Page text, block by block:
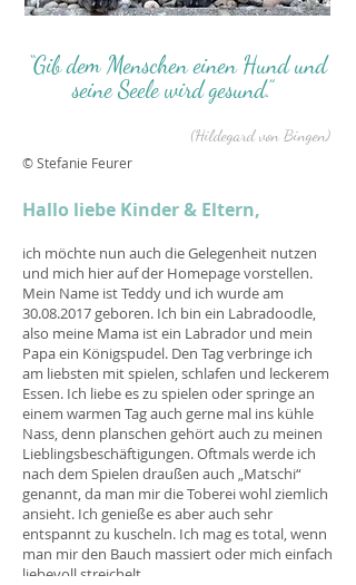
“Gib dem Menschen einen Hund und
seine Seele wird gesund.”
(Hildegard von Bingen)
© Stefanie Feurer
Hallo liebe Kinder & Eltern,
ich möchte nun auch die Gelegenheit nutzen
und mich hier auf der Homepage vorstellen.
Mein Name ist Teddy und ich wurde am
30.08.2017geboren. Ich bin ein Labradoodle,
also meine Mama ist ein Labrador und mein
Papa ein Königspudel. Den Tag verbringe ich
am liebsten mit spielen, schlafen und leckerem
Essen. Ich liebe es zu spielen oder springe an
einem warmen Tag auch gerne mal ins kühle
Nass, denn planschen gehört auch zu meinen
Lieblingsbeschäftigungen. Oftmals werde ich
nach dem Spielen draußen auch „Matschi“
genannt, da man mir die Toberei wohl ziemlich
ansieht. Ich genieße es aber auch sehr
entspannt zu kuscheln. Ich mag es total, wenn
man mir den Bauch massiert oder mich einfach
liebevoll streichelt.